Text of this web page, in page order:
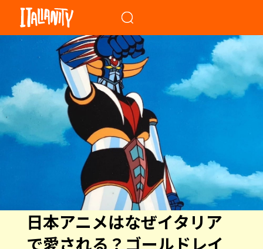
日本アニメはなぜイタリア
で愛される？ゴールドレイ